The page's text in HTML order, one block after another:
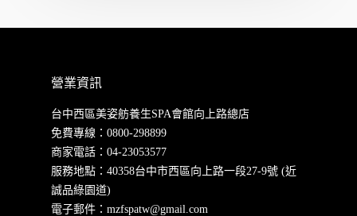
營業資訊
台中西區美姿舫養生SPA會館向上路總店
免費專線： 0800-298899
商家電話： 04-23053577
服務地點：40358台中市西區向上路一段27-9號 (近
誠品綠園道)
電子郵件： mzfspatw@gmail.com